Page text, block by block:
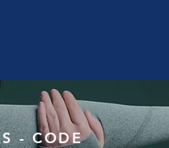
- CODE